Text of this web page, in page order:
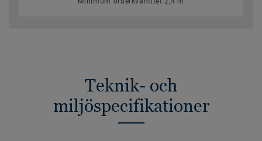
Teknik- och
miljöspecifikationer